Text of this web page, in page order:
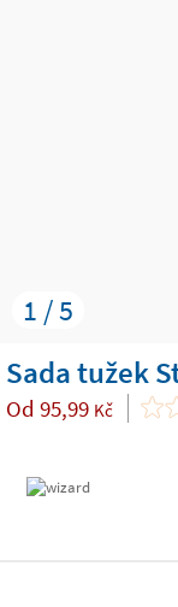
1 / 5
Sada tužek
Od 95,99 Kč